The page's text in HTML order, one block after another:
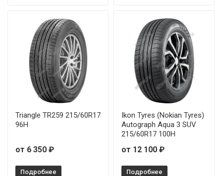
Triangle TR259 215/60R17
96H
от 6 350 ₽
Подробнее
Ikon Tyres (Nokian Tyres)
Autograph Aqua 3 SUV
215/60R17 100H
от 12 100 ₽
Подробнее